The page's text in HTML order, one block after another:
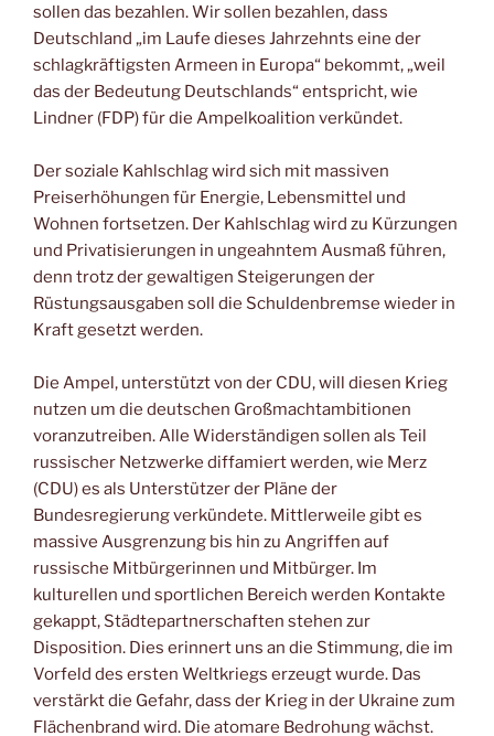
sollen das bezahlen. Wir sollen bezahlen, dass
Deutschland „im Laufe dieses Jahrzehnts eine der
schlagkräftigsten Armeen in Europa“ bekommt, „weil
das der Bedeutung Deutschlands“ entspricht, wie
Lindner (FDP) für die Ampelkoalition verkündet.
Der soziale Kahlschlag wird sich mit massiven
Preiserhöhungen für Energie, Lebensmittel und
Wohnen fortsetzen. Der Kahlschlag wird zu Kürzungen
und Privatisierungen in ungeahntem Ausmaß führen,
denn trotz der gewaltigen Steigerungen der
Rüstungsausgaben soll die Schuldenbremse wieder in
Kraft gesetzt werden.
Die Ampel, unterstützt von der CDU, will diesen Krieg
nutzen um die deutschen Großmachtambitionen
voranzutreiben. Alle Widerständigen sollen als Teil
russischer Netzwerke diffamiert werden, wie Merz
(CDU) es als Unterstützer der Pläne der
Bundesregierung verkündete. Mittlerweile gibt es
massive Ausgrenzung bis hin zu Angriffen auf
russische Mitbürgerinnen und Mitbürger. Im
kulturellen und sportlichen Bereich werden Kontakte
gekappt, Städtepartnerschaften stehen zur
Disposition. Dies erinnert uns an die Stimmung, die im
Vorfeld des ersten Weltkriegs erzeugt wurde. Das
verstärkt die Gefahr, dass der Krieg in der Ukraine zum
Flächenbrand wird. Die atomare Bedrohung wächst.